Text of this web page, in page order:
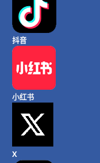
抖音
小红书
X